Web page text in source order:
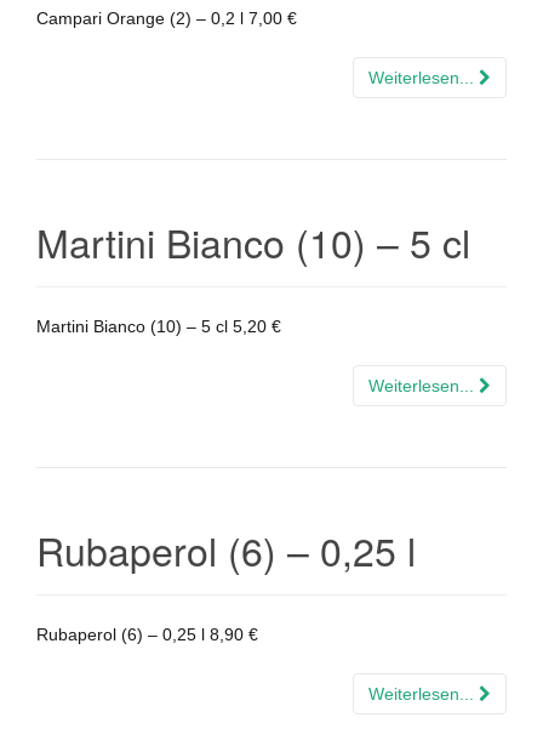
Campari Orange (2) – 0,2 l 7,00 €
Weiterlesen...
Martini Bianco (10) – 5 cl
Martini Bianco (10) – 5 cl 5,20 €
Weiterlesen...
Rubaperol (6) – 0,25 l
Rubaperol (6) – 0,25 l 8,90 €
Weiterlesen...